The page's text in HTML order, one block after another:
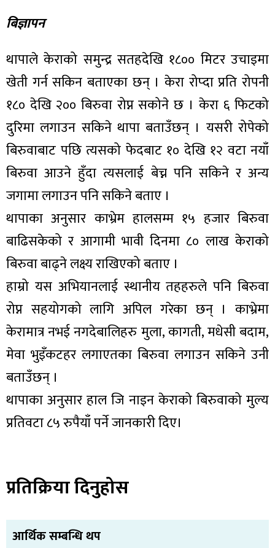
बिज्ञापन
थापाले केराको समुन्द्र सतहदेखि १८०० मिटर उचाइमा
खेती गर्न सकिन बताएका छन् । केरा रोप्दा प्रति रोपनी
१८० देखि २०० बिरुवा रोप्न सकोने छ । केरा ६ फिटको
दुरिमा लगाउन सकिने थापा बताउँछन् । यसरी रोपेको
बिरुवाबाट पछि त्यसको फेदबाट १० देखि १२ वटा नयाँ
बिरुवा आउने हुँदा त्यसलाई बेच्न पनि सकिने र अन्य
जगामा लगाउन पनि सकिने बताए ।
थापाका अनुसार काभ्रेम हालसम्म १५ हजार बिरुवा
बाढिसकेको र आगामी भावी दिनमा ८० लाख केराको
बिरुवा बाढ्ने लक्ष्य राखिएको बताए ।
हाम्रो यस अभियानलाई स्थानीय तहहरुले पनि बिरुवा
रोप्न सहयोगको लागि अपिल गरेका छन् । काभ्रेमा
केरामात्र नभई नगदेबालिहरु मुला, कागती, मधेसी बदाम,
मेवा भुइँकटहर लगाएतका बिरुवा लगाउन सकिने उनी
बताउँछन् ।
थापाका अनुसार हाल जि नाइन केराको बिरुवाको मुल्य
प्रतिवटा ८५ रुपैयाँ पर्ने जानकारी दिए।
प्रतिक्रिया दिनुहोस
आर्थिक सम्बन्धि थप